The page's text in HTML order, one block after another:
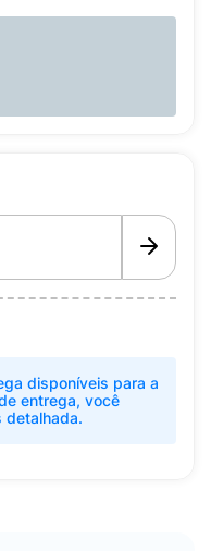
disponíveis para a
entrega, você
detalhada.